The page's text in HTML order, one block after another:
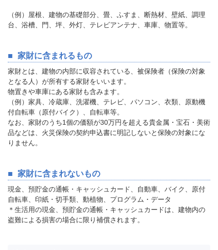
（例）屋根、建物の基礎部分、畳、ふすま、断熱材、壁紙、調理
台、浴槽、門、坪、外灯、テレビアンテナ、車庫、物置等。
家財に含まれるもの
家財とは、建物の内部に収容されている、被保険者（保険の対象
となる人）が所有する家財をいいます。
物置きや車庫にある家財も含みます。
（例）家具、冷蔵庫、洗濯機、テレビ、パソコン、衣類、原動機
付自転車（原付バイク）、自転車等。
なお、家財のうち1個の価額が30万円を超える貴金属・宝石・美術
品などは、火災保険の契約申込書に明記しないと保険の対象にな
りません。
家財に含まれないもの
現金、預貯金の通帳・キャッシュカード、自動車、バイク、原付
自転車、印紙・切手類、動植物、プログラム・データ
＊生活用の現金、預貯金の通帳・キャッシュカードは、建物内の
盗難による損害の場合に限り補償されます。